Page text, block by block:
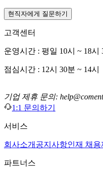
현직자에게 질문하기
고객센터
운영시간 : 평일 10시 ~ 18
점심시간 : 12시 30분 ~ 14시
기업 제휴 문의:
1:1 문의하기
서비스
회사소개 공지사항인재 채용
파트너스